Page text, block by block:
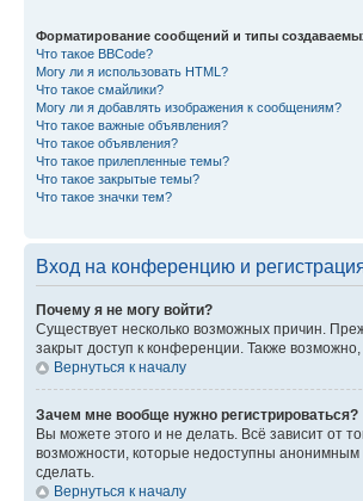
Форматирование сообщений и типы
Что такое BBCode?
Могу ли я использовать HTML?
Что такое смайлики?
Могу ли я добавлять изображения к сообщениям?
Что такое важные объявления?
Что такое объявления?
Что такое прилепленные темы?
Что такое закрытые темы?
Что такое значки тем?
Вход на конференцию и
Почему я не могу войти?
Существует несколько возможных причин.
закрыт доступ к конференции. Также
Вернуться к началу
Зачем мне вообще нужно регистрироваться?
Вы можете этого и не делать. Всё зависит от
возможности, которые недоступны анонимным
сделать.
Вернуться к началу